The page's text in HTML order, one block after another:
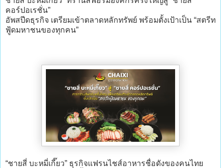
คอร์ปอเรชั่น”
อัพสปีดธุรกิจ เตรียมเข้าตลาดหลักทรัพย์ พร้อมตั้งเป้าเป็น “สตรีท
ฟู้ดมหาชนของทุกคน”
“ชายสี่ บะหมี่เกี๊ยว” ธุรกิจแฟรนไชส์อาหารชื่อดังของคนไทย